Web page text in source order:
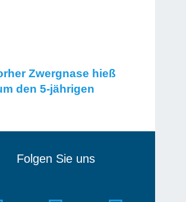
Zwergnase hieß
den 5-jährigen
Folgen Sie uns